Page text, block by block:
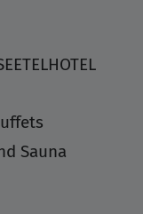
Sauna